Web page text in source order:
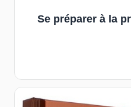
Se préparer à la